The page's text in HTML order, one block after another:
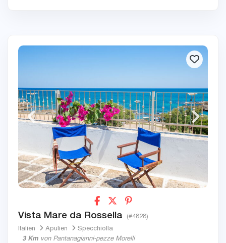
Vista Mare da Rossella (#4828)
Italien Apulien
Specchiolla
3 Km von Pantanagianni-pezze Morelli